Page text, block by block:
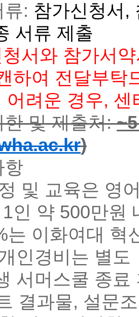
: 참가신청서,
서류 제출
서와 참가서
하여 전달부탁
운 경우, 센
한 및 제출처:
)
항
및 교육은 영
인 약 500만원
는 이화여대 혁
비는 별도
서머스쿨 종료
결과물, 설문